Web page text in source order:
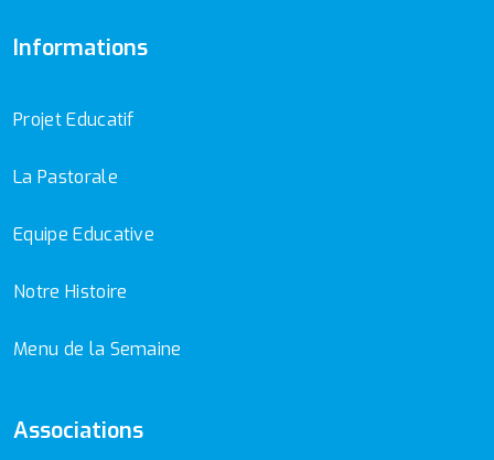
Informations
Projet Educatif
La Pastorale
Equipe Educative
Notre Histoire
Menu de la Semaine
Associations